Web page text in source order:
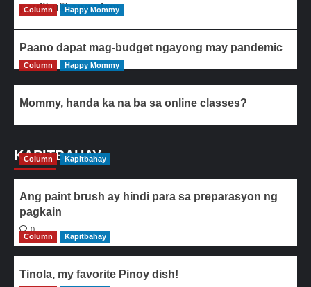
paulit-ulit ang ulam
Column Happy Mommy
Paano dapat mag-budget ngayong may pandemic
Column Happy Mommy
Mommy, handa ka na ba sa online classes?
KAPITBAHAY
Column Kapitbahay
Ang paint brush ay hindi para sa preparasyon ng
pagkain
0
Column
Kapitbahay
Tinola, my favorite Pinoy dish!